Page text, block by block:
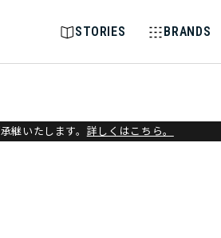
STORIES BRANDS
継いたします。 詳しくはこちら。